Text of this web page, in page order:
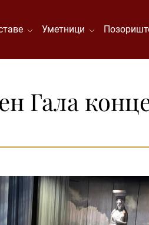
Уметници
Гала